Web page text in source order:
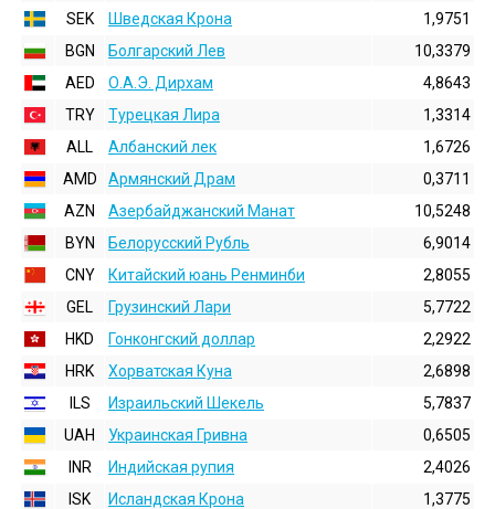
SEK
Шведская Крона
1,9751
BGN
Болгарский Лев
10,3379
AED
О.А.Э. Дирхам
4,8643
TRY
Турецкая Лира
1,3314
ALL
Албанский лек
1,6726
AMD
Армянский Драм
0,3711
AZN
Азербайджанский Манат
10,5248
BYN
Белорусский Рубль
6,9014
CNY
Китайский юань Ренминби
2,8055
GEL
Грузинский Лари
5,7722
HKD
Гонконгский доллаp
2,2922
HRK
Хорватская Куна
2,6898
ILS
Израильский Шекель
5,7837
UAH
Украинская Гривна
0,6505
INR
Индийская pупия
2,4026
ISK
Исландская Крона
1,3775